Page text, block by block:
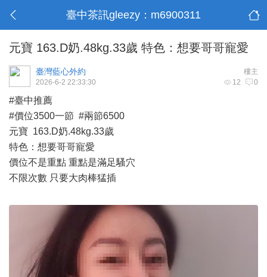
臺中茶訊gleezy：m6900311
元寶 163.D奶.48kg.33歲 特色：想要哥哥寵愛
樓主
臺灣藍心外約
12 0
2026-6-2 22:33:30
#臺中推薦
#價位3500一節 #兩節6500
元寶 163.D奶.48kg.33歲
特色：想要哥哥寵愛
價位不是重點 重點是滿足騷穴
不限次數 只要大肉棒猛插